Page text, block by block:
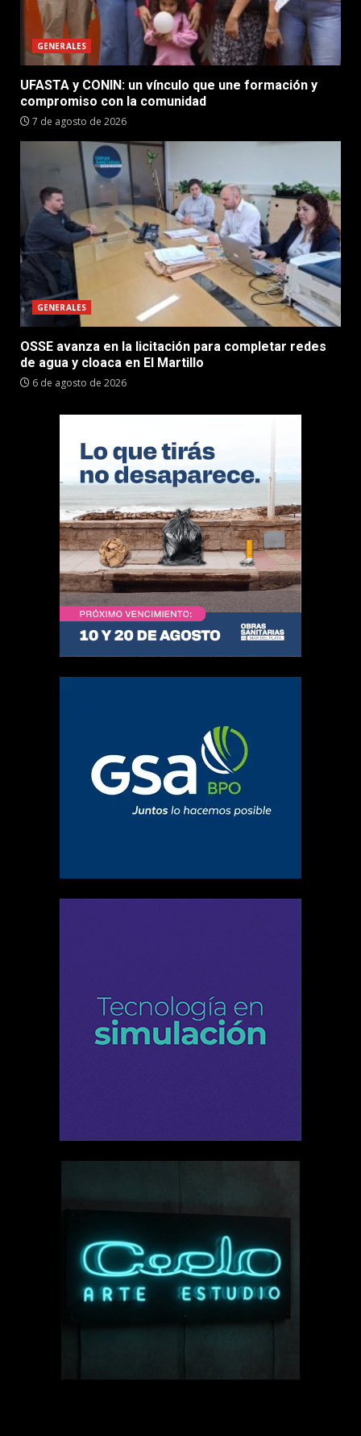
GENERALES
UFASTA y CONIN: un vínculo que une formación y
compromiso con la comunidad
7 de agosto de 2026
GENERALES
OSSE avanza en la licitación para completar redes
de agua y cloaca en El Martillo
6 de agosto de 2026